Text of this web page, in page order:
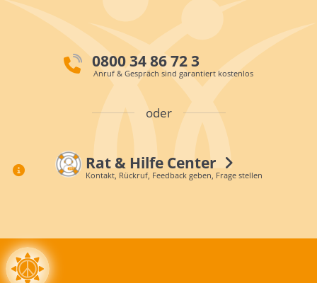
0800 34 86 72 3
Anruf & Gespräch sind garantiert kostenlos
oder
Rat & Hilfe Center
Kontakt, Rückruf, Feedback geben, Frage stellen